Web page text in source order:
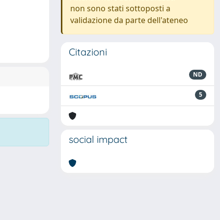
non sono stati sottoposti a
validazione da parte dell'ateneo
Citazioni
ND
5
social impact